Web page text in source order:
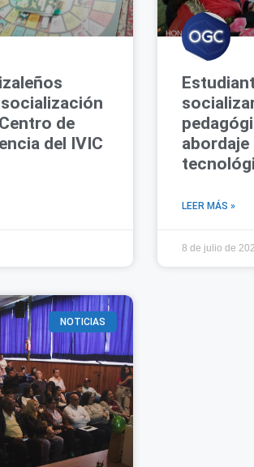
de
del IVIC
LEER MÁS »
8 de julio de
NOTICIAS